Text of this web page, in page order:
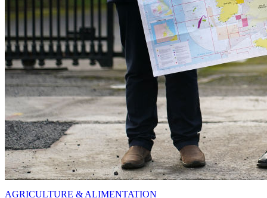
AGRICULTURE & ALIMENTATION